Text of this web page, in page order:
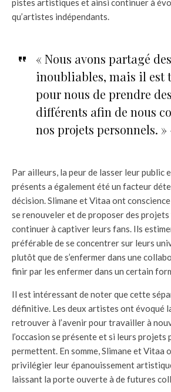
pistes artistiques et ainsi continuer à
qu’artistes indépendants.
« Nous avons partagé
inoubliables, mais il est
pour nous de prendre
différents afin de nous
nos projets personnels.
Par ailleurs, la peur de lasser leur public
présents a également été un facteur
décision. Slimane et Vitaa ont
se renouveler et de proposer des
continuer à captiver leurs fans. Ils
préférable de se concentrer sur leurs
plutôt que de s’enfermer dans une
finir par les enfermer dans un certain
Il est intéressant de noter que cette
définitive. Les deux artistes ont évoqué
retrouver à l’avenir pour travailler à
l’occasion se présente et si leurs projets
permettent. En somme, Slimane et Vitaa
privilégier leur épanouissement
laissant la porte ouverte à de futures